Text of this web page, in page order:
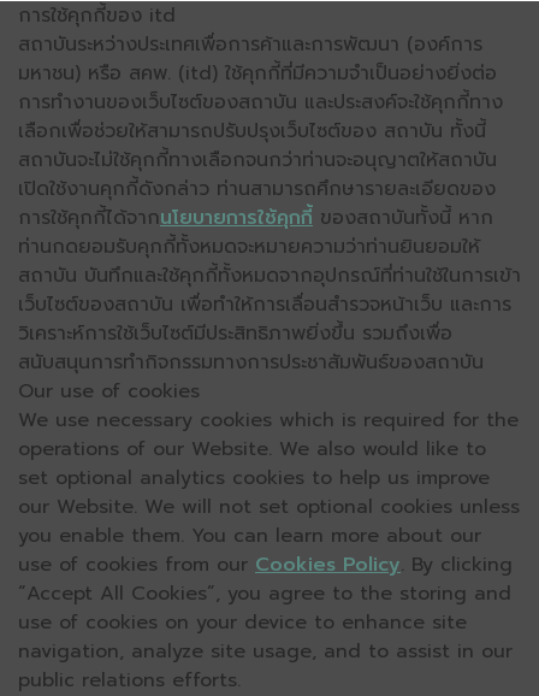
การใช้คุกกี้ของ itd
สถาบันระหว่างประเทศเพื่อการค้าและการพัฒนา (องค์การ
มหาชน) หรือ สคพ. (itd) ใช้คุกกี้ที่มีความจำเป็นอย่างยิ่งต่อ
การทำงานของเว็บไซต์ของสถาบัน และประสงค์จะใช้คุกกี้ทาง
เลือกเพื่อช่วยให้สามารถปรับปรุงเว็บไซต์ของ สถาบัน ทั้งนี้
สถาบันจะไม่ใช้คุกกี้ทางเลือกจนกว่าท่านจะอนุญาตให้สถาบัน
เปิดใช้งานคุกกี้ดังกล่าว ท่านสามารถศึกษารายละเอียดของ
การใช้คุกกี้ได้จากนโยบายการใช้คุกกี้ ของสถาบันทั้งนี้ หาก
ท่านกดยอมรับคุกกี้ทั้งหมดจะหมายความว่าท่านยินยอมให้
สถาบัน บันทึกและใช้คุกกี้ทั้งหมดจากอุปกรณ์ที่ท่านใช้ในการเข้า
เว็บไซต์ของสถาบัน เพื่อทำให้การเลื่อนสำรวจหน้าเว็บ และการ
วิเคราะห์การใช้เว็บไซต์มีประสิทธิภาพยิ่งขึ้น รวมถึงเพื่อ
สนับสนุนการทำกิจกรรมทางการประชาสัมพันธ์ของสถาบัน
Our use of cookies
We use necessary cookies which is required for the
operations of our Website. We also would like to
set optional analytics cookies to help us improve
our Website. We will not set optional cookies unless
you enable them. You can learn more about our
use of cookies from our Cookies Policy. By clicking
“Accept All Cookies”, you agree to the storing and
use of cookies on your device to enhance site
navigation, analyze site usage, and to assist in our
public relations efforts.